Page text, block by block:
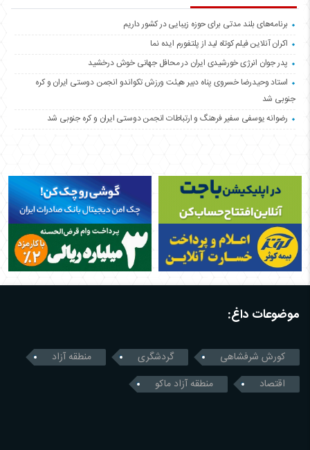
برنامه‌های بلند مدتی برای حوزه زیبایی در کشور داریم
اکران آنلاین فیلم کوتاه لید از پلتفورم ایده نما
پدر جوان انرژی خورشیدی ایران در محافل جهانی خوش درخشید
استاد وحیدرضا خسروی پناه دبیر هیئت ورزش تکواندو انجمن دوستی ایران و کره
جنوبی شد
رضوانه یوسفی سفیر فرهنگ و ارتباطات انجمن دوستی ایران و کره جنوبی شد
موضوعات داغ:
کورش شرفشاهی گردشگری
منطقه آزاد
اقتصاد
منطقه آزاد ماکو